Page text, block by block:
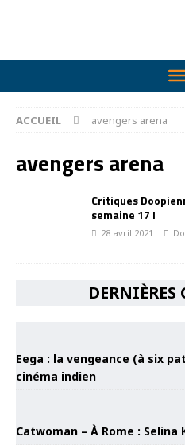
ACCUEIL avengers arena
avengers arena
Critiques
semaine 17 !
28 avril 2021
Eega : la vengeance (à six
cinéma indien
Catwoman – À Rome :